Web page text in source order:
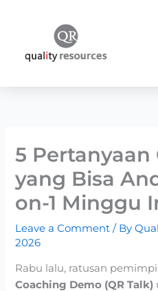
5 Pertanyaan
yang Bisa
on-1 Minggu
Leave a Comment / By
2026
Rabu lalu, ratusan
Coaching Demo (QR Talk)